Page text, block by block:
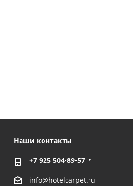
Наши контакты
+7 925 504-89-57
info@hotelcarpet.ru